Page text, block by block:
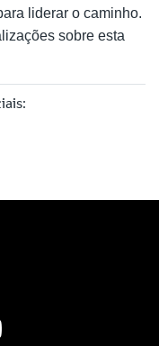
liderar o caminho.
sobre esta